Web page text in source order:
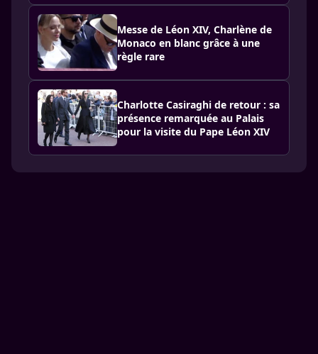
Messe de Léon XIV, Charlène de
Monaco en blanc grâce à une
règle rare
Charlotte Casiraghi de retour : sa
présence remarquée au Palais
pour la visite du Pape Léon XIV